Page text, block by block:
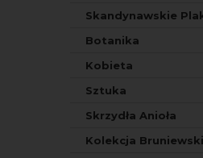
Skandynawskie
Botanika
Kobieta
Sztuka
Skrzydła Anioła
Kolekcja